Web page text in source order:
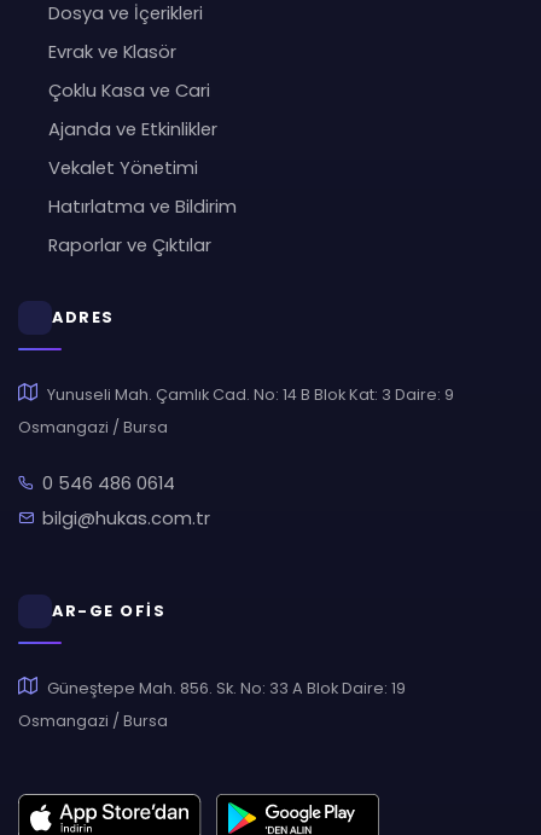
Dosya ve İçerikleri
Evrak ve Klasör
Çoklu Kasa ve Cari
Ajanda ve Etkinlikler
Vekalet Yönetimi
Hatırlatma ve Bildirim
Raporlar ve Çıktılar
ADRES
Yunuseli Mah. Çamlık Cad. No: 14 B Blok Kat: 3 Daire: 9
Osmangazi / Bursa
0 546 486 0614
bilgi@hukas.com.tr
AR-GE OFİS
Güneştepe Mah. 856. Sk. No: 33 A Blok Daire: 19
Osmangazi / Bursa